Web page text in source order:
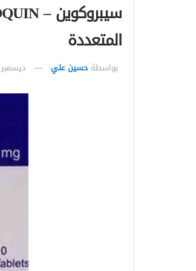
المتعددة
بواسطة حسين علي ديسمبر 29, 2025